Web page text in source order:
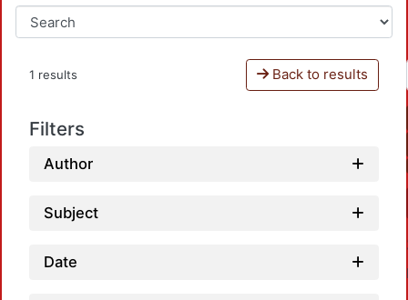
1 results Back to results
Filters
Author
Subject
Date